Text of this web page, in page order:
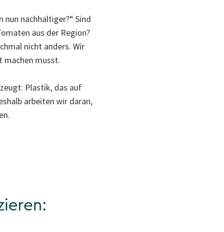
nachhaltiger?“ Sind
aus der Region?
nicht anders. Wir
machen musst.
Plastik, das auf
arbeiten wir daran,